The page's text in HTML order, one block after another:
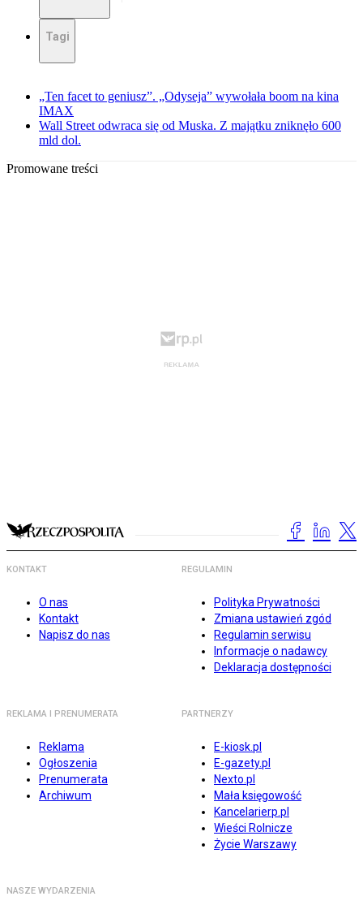
Tagi
„Ten facet to geniusz”. „Odyseja” wywołała boom na kina
IMAX
Wall Street odwraca się od Muska. Z majątku zniknęło 600
mld dol.
Promowane treści
KONTAKT
O nas
Kontakt
Napisz do nas
REGULAMIN
Polityka Prywatności
Zmiana ustawień zgód
Regulamin serwisu
Informacje o nadawcy
Deklaracja dostępności
REKLAMA I PRENUMERATA
Reklama
Ogłoszenia
Prenumerata
Archiwum
PARTNERZY
E-kiosk.pl
E-gazety.pl
Nexto.pl
Mała księgowość
Kancelarierp.pl
Wieści Rolnicze
Życie Warszawy
NASZE WYDARZENIA